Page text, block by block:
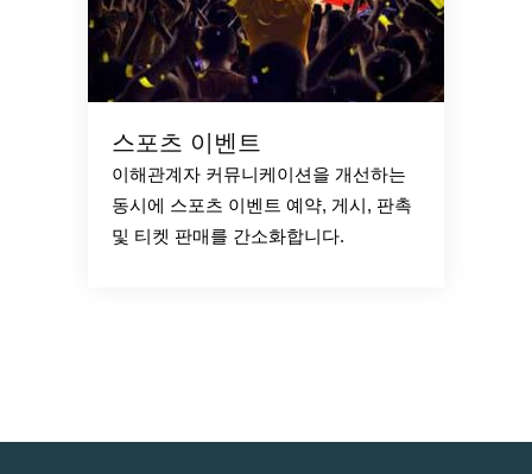
스포츠 이벤트
이해관계자 커뮤니케이션을 개선하는
동시에 스포츠 이벤트 예약, 게시, 판촉
및 티켓 판매를 간소화합니다.